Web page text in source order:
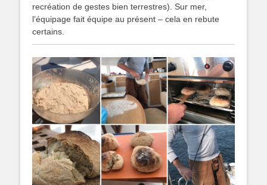
recréation de gestes bien terrestres). Sur mer,
l’équipage fait équipe au présent – cela en rebute
certains.